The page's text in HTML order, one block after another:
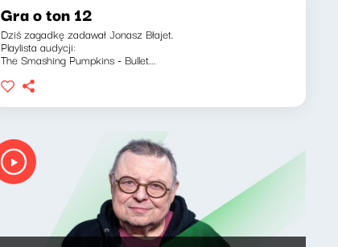
Gra o ton 12
Dziś zagadkę zadawał Jonasz Błajet.
Playlista audycji:
The Smashing Pumpkins - Bullet...